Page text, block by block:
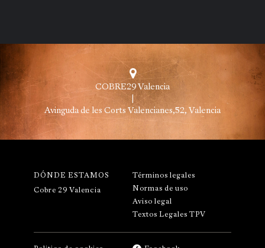
COBRE29 Valencia
|
Avinguda de les Corts Valencianes,52, Valencia
DÓNDE ESTAMOS
Cobre 29 Valencia
Términos legales
Normas de uso
Aviso legal
Textos Legales TPV